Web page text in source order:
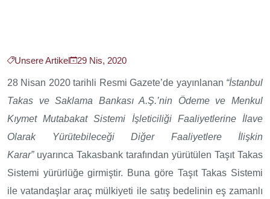
Unsere Artikel 29 Nis, 2020
28 Nisan 2020 tarihli Resmi Gazete’de yayınlanan “İstanbul
Takas ve Saklama Bankası A.Ş.’nin Ödeme ve Menkul
Kıymet Mutabakat Sistemi İşleticiliği Faaliyetlerine İlave
Olarak Yürütebileceği Diğer Faaliyetlere İlişkin
Karar” uyarınca Takasbank tarafından yürütülen Taşıt Takas
Sistemi yürürlüğe girmiştir. Buna göre Taşıt Takas Sistemi
ile vatandaşlar araç mülkiyeti ile satış bedelinin eş zamanlı